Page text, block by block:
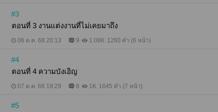
หน้าเขาตรงๆ จะกรีดร้องโวยวายให้มันได้อะไรขึ้นมา ยื่น
ชะงักเมื่อนึกอะไรขึ้นได้ เธอรู้จักชื่อผู้หญิงคนนั้นนี่นา
อะไรที่ถือแล้วหนักก็ควรปล่อย อะไรที่ไม่ใช่ของเธอ เธอก็
ไม่ควรเก็บเอาไว้ โดยเฉพาะถ้าสิ่งนั้นไม่ได้อยากเป็นของ
ของเธอ ต่อให้เกิดอีกสิบชาติเธอก็จะไม่มีวันกรีดร้อง
#3
ตอนที่ 3 งานแต่งงานที่ไม่เคยมาถึง
06 ต.ค. 68 20:13 9 1.08K 1260 คำ (6 หน้า)
#4
ตอนที่ 4 ความบังเอิญ
07 ต.ค. 68 19:29 8 1K 1645 คำ (7 หน้า)
#5